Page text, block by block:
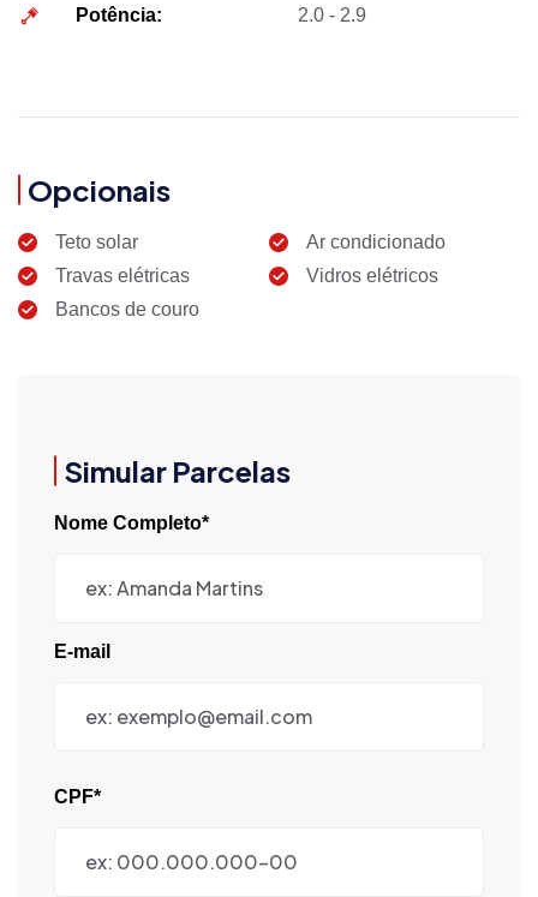
Potência: 2.0 - 2.9
Opcionais
Teto solar
Ar condicionado
Travas elétricas
Vidros elétricos
Bancos de couro
Simular Parcelas
Nome Completo*
E-mail
CPF*